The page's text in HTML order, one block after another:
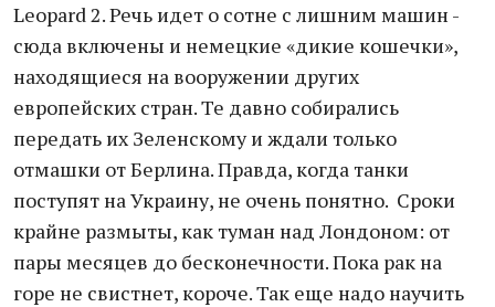
Leopard 2. Речь идет о сотне с лишним машин -
сюда включены и немецкие «дикие кошечки»,
находящиеся на вооружении других
европейских стран. Те давно собирались
передать их Зеленскому и ждали только
отмашки от Берлина. Правда, когда танки
поступят на Украину, не очень понятно. Сроки
крайне размыты, как туман над Лондоном: от
пары месяцев до бесконечности. Пока рак на
горе не свистнет, короче. Так еще надо научить